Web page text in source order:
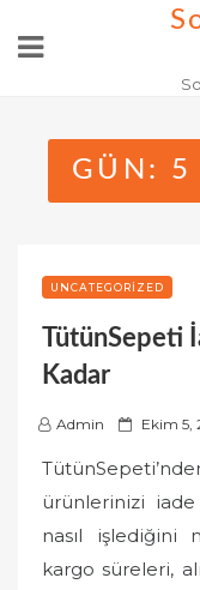
GÜN: 5
UNCATEGORIZED
TütünSepeti
Kadar
Admin
P
s
t
e
d
Ekim 5,
ürünlerinizi
nasıl işlediğini
kargo süreleri,